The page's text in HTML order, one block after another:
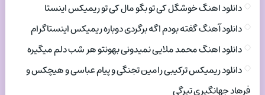
دانلود اهنگ خوشگل کی تو بگو مال کی تو ریمیکس اینستا
دانلود آهنگ گفته بودم اگه برگردی دوباره ریمیکس اینستاگرام
دانلود اهنگ محمد ملایی نمیدونی بهونتو هر شب دلم میگیره
دانلود ریمیکس ترکیبی رامین تجنگی و پیام عباسی و هیچکس و
فرهاد جهانگیری تیرگی